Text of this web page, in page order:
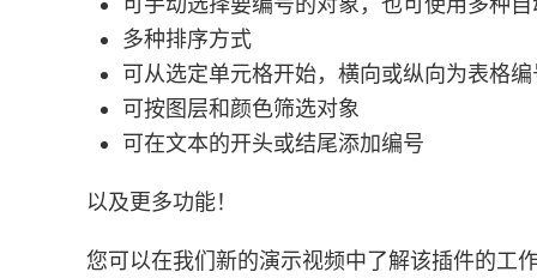
多种排序方式
可从选定单元格开始，横向或纵向为表格编
可按图层和颜色筛选对象
可在文本的开头或结尾添加编号
以及更多功能！
您可以在我们新的演示视频中了解该插件的工作